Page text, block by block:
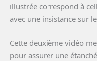
illustrée correspond à
avec une insistance sur
Cette deuxième vidéo
pour assurer une